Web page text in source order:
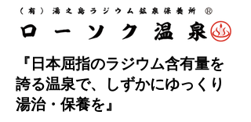
『日本屈指のラジウム含有量を
誇る温泉で、しずかにゆっくり
湯治・保養を』